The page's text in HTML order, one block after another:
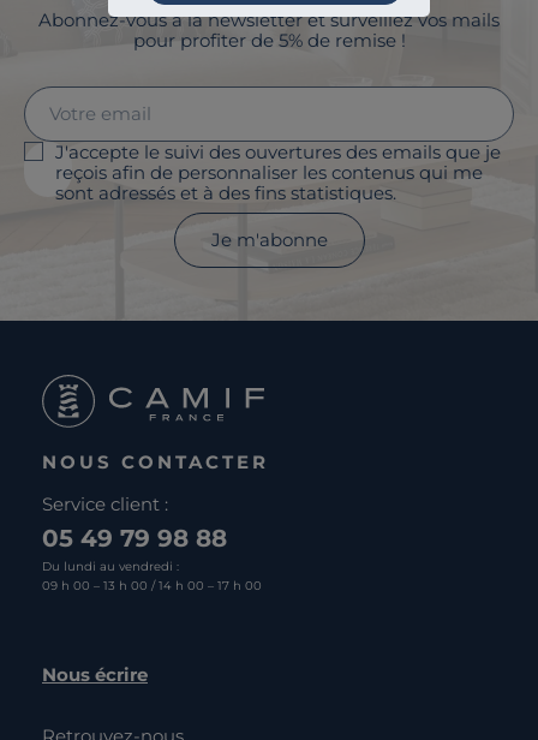
Abonnez-vous à la newsletter et surveillez vos mails
pour profiter de 5% de remise !
J'accepte le suivi des ouvertures des emails que je
reçois afin de personnaliser les contenus qui me
sont adressés et à des fins statistiques.
Je m'abonne
NOUS CONTACTER
Service client :
05 49 79 98 88
Du lundi au vendredi :
09 h 00 – 13 h 00 / 14 h 00 – 17 h 00
Nous écrire